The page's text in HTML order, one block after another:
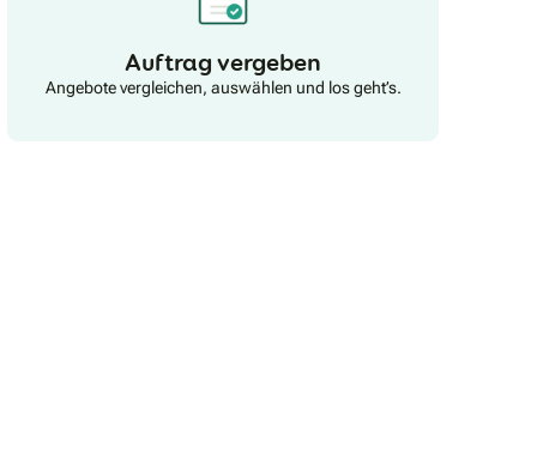
Auftrag vergeben
Angebote vergleichen, auswählen und los geht’s.